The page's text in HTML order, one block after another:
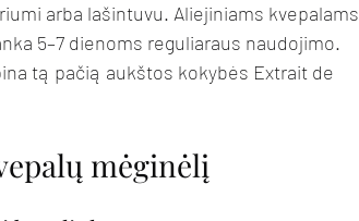
arba lašintuvu. Aliejiniams kvepalams
5–7 dienoms reguliaraus naudojimo.
tą pačią aukštos kokybės Extrait de
mėginėlį